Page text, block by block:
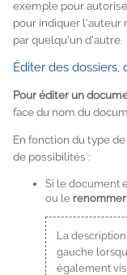
exemple pour
pour indiquer l'auteur
par quelqu'un d'autre.
Éditer des dossiers,
Pour éditer un
face du nom du
En fonction du type
de possibilités :
Si le document
ou le renommer
La
gauche
également